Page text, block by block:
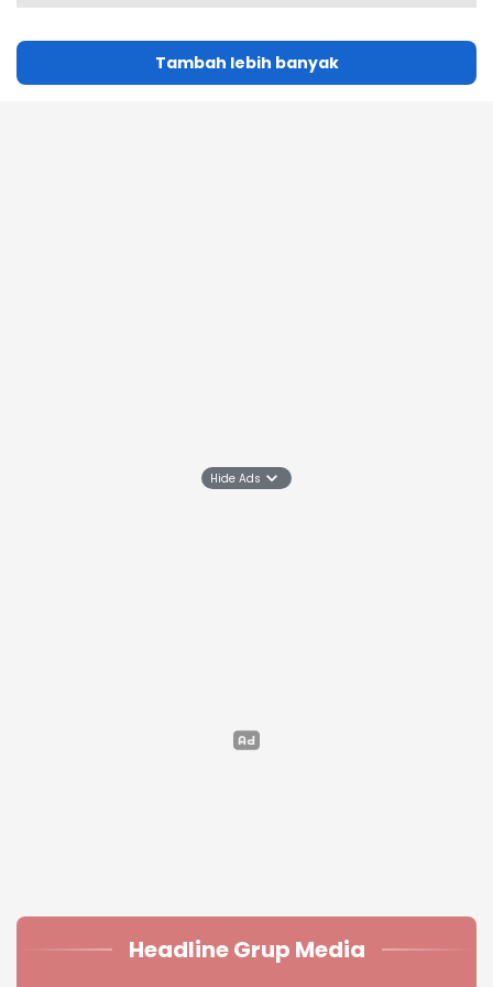
Tambah lebih banyak
Headline Grup Media
Hide Ads